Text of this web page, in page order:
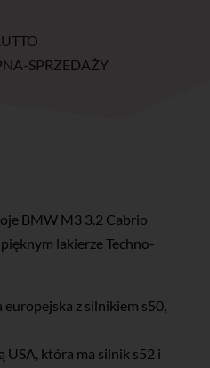
SPRZEDAŻY
BMW M3 3.2 Cabrio
lakierze Techno-
z silnikiem s50,
USA, która ma silnik s52 i